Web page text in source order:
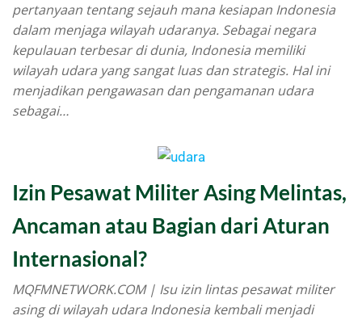
pertanyaan tentang sejauh mana kesiapan Indonesia
dalam menjaga wilayah udaranya. Sebagai negara
kepulauan terbesar di dunia, Indonesia memiliki
wilayah udara yang sangat luas dan strategis. Hal ini
menjadikan pengawasan dan pengamanan udara
sebagai…
Izin Pesawat Militer Asing Melintas,
Ancaman atau Bagian dari Aturan
Internasional?
MQFMNETWORK.COM | Isu izin lintas pesawat militer
asing di wilayah udara Indonesia kembali menjadi